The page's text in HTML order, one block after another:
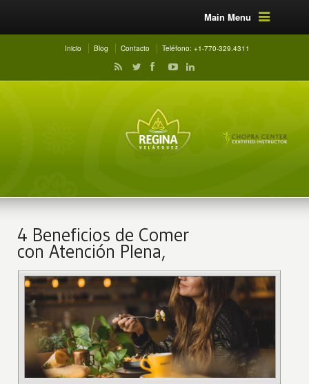
Main Menu
Inicio Blog Contacto Teléfono: +1-770-329.4311
4 Beneficios de Comer
con Atención Plena,